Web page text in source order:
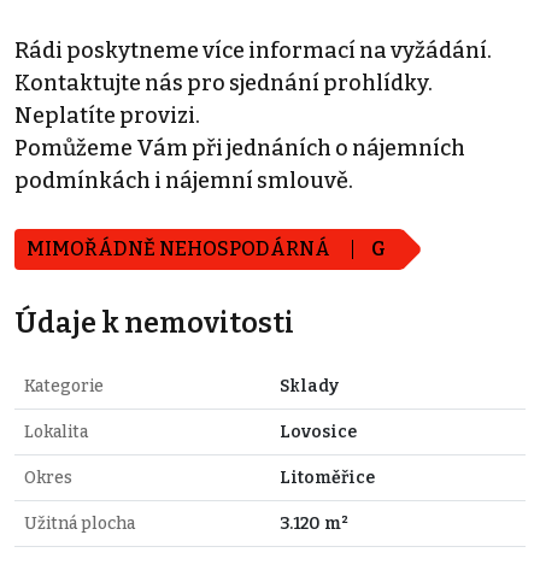
Rádi poskytneme více informací na vyžádání.
Kontaktujte nás pro sjednání prohlídky.
Neplatíte provizi.
Pomůžeme Vám při jednáních o nájemních
podmínkách i nájemní smlouvě.
MIMOŘÁDNĚ NEHOSPODÁRNÁ G
Údaje k nemovitosti
Kategorie Sklady
Lokalita Lovosice
Okres Litoměřice
Užitná plocha 3.120 m²